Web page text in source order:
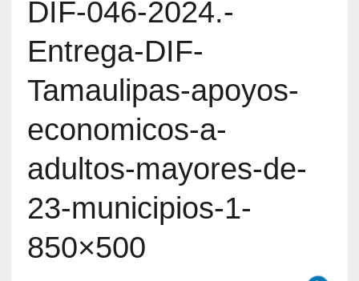
DIF-046-2024.-
Entrega-DIF-
Tamaulipas-apoyos-
economicos-a-
adultos-mayores-de-
23-municipios-1-
850×500